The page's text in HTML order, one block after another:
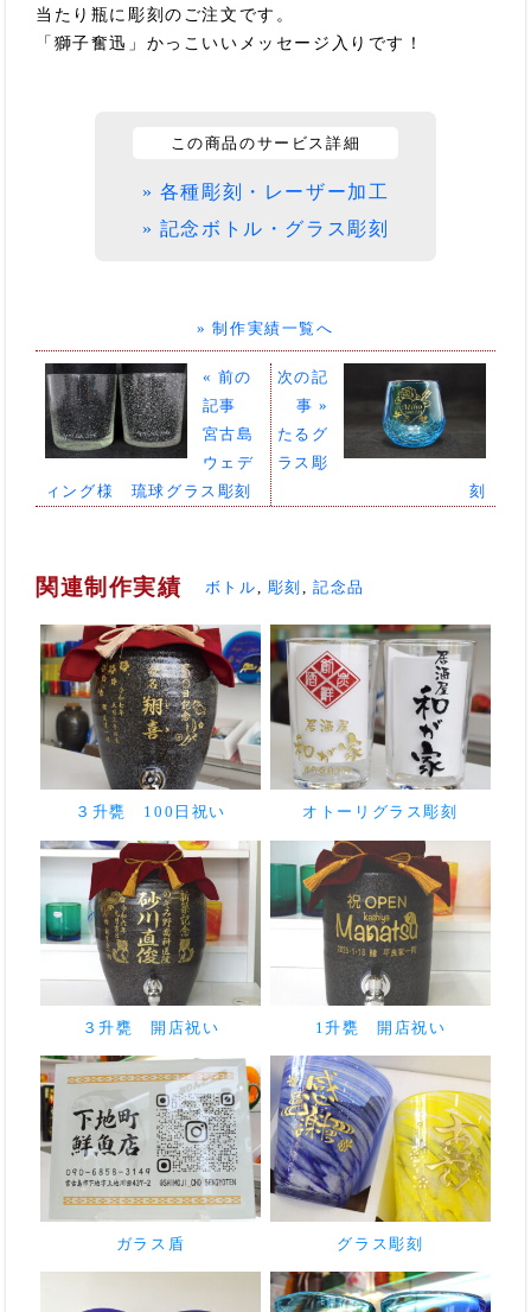
当たり瓶に彫刻のご注文です。
「獅子奮迅」かっこいいメッセージ入りです！
この商品のサービス詳細
» 各種彫刻・レーザー加工
» 記念ボトル・グラス彫刻
» 制作実績一覧へ
« 前の
記事
宮古島
ウェデ
ィング様 琉球グラス彫刻
次の記
事 »
たるグ
ラス彫
刻
関連制作実績 ボトル, 彫刻,記念品
３升甕 100日祝い オトーリグラス彫刻
３升甕 開店祝い 1升甕 開店祝い
ガラス盾 グラス彫刻